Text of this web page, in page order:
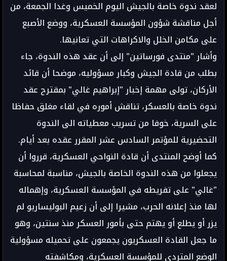
لعقد ندوة خاصة بالجيش اليوم الخميس وغدا الجمعة، من
أجل مناقشة شؤون المؤسسة العسكرية، ووضع الأصبع
على مكامن الخلل والاكراهات التي تعانيها.
وأشار "منتدى فورساتين" إلى أن عقد هذه الندوة، جاء
بطلب من قادة الجيش وكبار مسؤوليه، موضحا أن قائد
الأركان، تولى مهمة إخبار "إبراهيم غالي" بمقترح عقد
ندوة خاصة بالعسكر، تناقش أموره في لقاء مغلق حفاظا
على السرية، خوفا من تسريب معطياته الى الندوة
التحضيرية للمؤتمر السادس عشر المقرر عقده بعد أيام.
كما أوضح المنتدى أن قادة النواحي العسكرية، قرروا أن
يجعلوا من هذه الندوة الخاصة بالجيش، مناسبة لمحاسبة
"غالي" على تفريطه في المؤسسة العسكرية، وإهماله
لها منذ إعلانه الحرب، مشيرا إلى أن زعيم البوليساريو لم
يزر أو يطلع أو يهتم حتى بأمور العسكر منذ سنتين، وهو
ما جعل القادة العسكريون يجمعون على تحميله مسؤولية
الوضع المتردي للمؤسسة العسكرية، ومكاشفته